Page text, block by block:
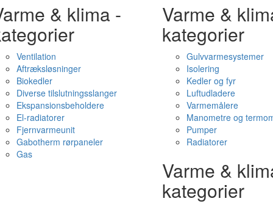
& klima -
Ventilation
Aftræksløsninger
Biokedler
Diverse tilslutningsslanger
Ekspansionsbeholdere
El-radiatorer
Fjernvarmeunit
Gabotherm rørpaneler
Gas
Varme &
kategorier
Gulvvarmesystemer
Isolering
Kedler og fyr
Luftudladere
Varmemålere
Manometre og
Pumper
Radiatorer
Varme &
kategorier